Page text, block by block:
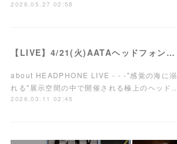
2026.05.27 02:58
【LIVE】4/21(火)AATAヘッドフォンワンマンライブ開催！
about HEADPHONE LIVE - - -"感覚の海に溺
れる"展示空間の中で開催される極上のヘッド…
2026.03.11 02:45